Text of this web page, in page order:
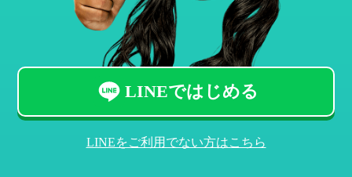
LINEではじめる
LINEをご利用でない方はこちら